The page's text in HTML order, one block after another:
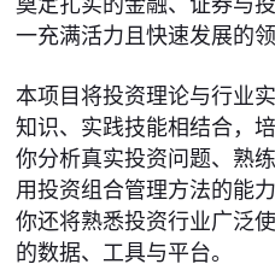
一充满活力且快速发展的
本项目将投资理论与行业
知识、实践技能相结合，
你分析真实投资问题、熟
用投资组合管理方法的能力
你还将熟悉投资行业广泛
的数据、工具与平台。